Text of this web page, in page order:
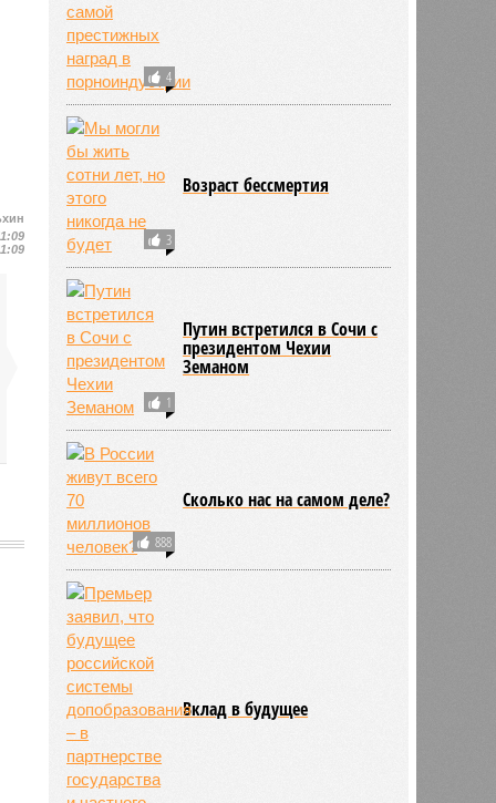
4
3
Возраст бессмертия
1
Путин встретился в Сочи с
президентом Чехии
Земаном
888
Сколько нас на самом деле?
Вклад в будущее